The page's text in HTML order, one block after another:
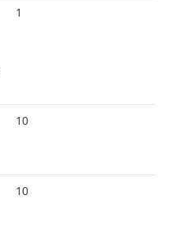
1
10
10